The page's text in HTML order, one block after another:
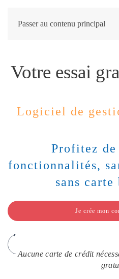
Passer au contenu principal
Votre essai
Logiciel de
Profitez de
fonctionnalités,
sans carte
Je crée mon
Aucune carte de crédit